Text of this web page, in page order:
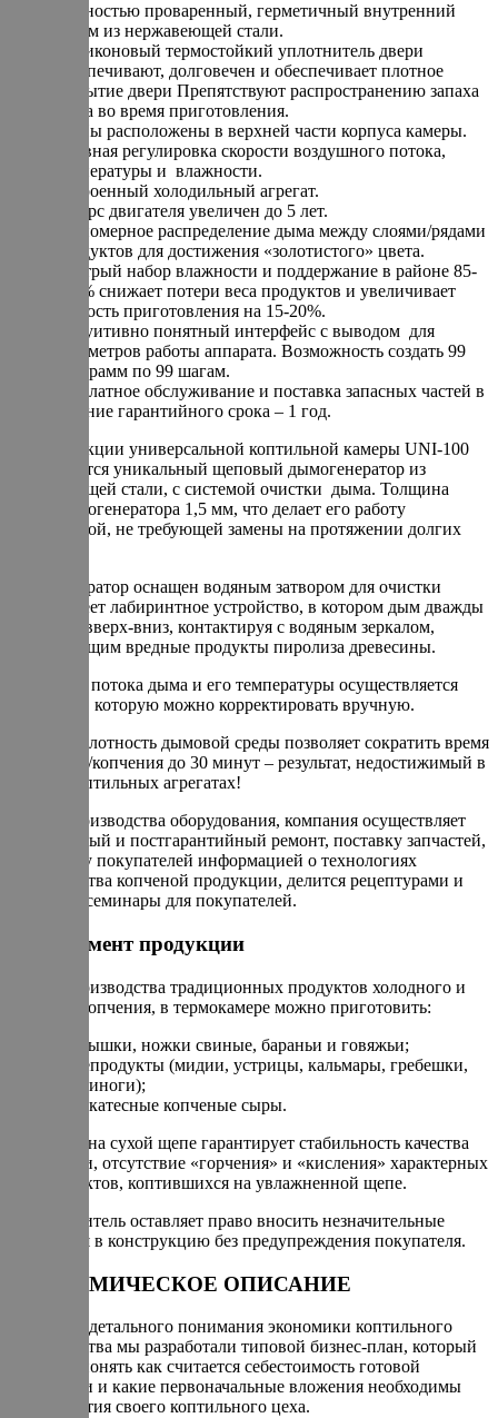
Полностью проваренный, герметичный внутренний
объем из нержавеющей стали.
Силиконовый термостойкий уплотнитель двери
обеспечивают, долговечен и обеспечивает плотное
закрытие двери Препятствуют распространению запаха
дыма во время приготовления.
ТЭНы расположены в верхней части корпуса камеры.
Плавная регулировка скорости воздушного потока,
температуры и влажности.
Встроенный холодильный агрегат.
Ресурс двигателя увеличен до 5 лет.
Равномерное распределение дыма между слоями/рядами
продуктов для достижения «золотистого» цвета.
Быстрый набор влажности и поддержание в районе 85-
100% снижает потери веса продуктов и увеличивает
скорость приготовления на 15-20%.
Интуитивно понятный интерфейс с выводом для
параметров работы аппарата. Возможность создать 99
программ по 99 шагам.
Бесплатное обслуживание и поставка запасных частей в
течение гарантийного срока – 1 год.
В конструкции универсальной коптильной камеры UNI-100
используется уникальный щеповый дымогенератор из
нержавеющей стали, с системой очистки дыма. Толщина
стали дымогенератора 1,5 мм, что делает его работу
долговечной, не требующей замены на протяжении долгих
Дымогенератор оснащен водяным затвором для очистки
дыма. Имеет лабиринтное устройство, в котором дым дважды
проходит вверх-вниз, контактируя с водяным зеркалом,
поглощающим вредные продукты пиролиза древесины.
Регуляция потока дыма и его температуры осуществляется
заслонкой, которую можно корректировать вручную.
Высокая плотность дымовой среды позволяет сократить время
обработки/копчения до 30 минут – результат, недостижимый в
других коптильных агрегатах!
Кроме производства оборудования, компания осуществляет
гарантийный и постгарантийный ремонт, поставку запчастей,
поддержку покупателей информацией о технологиях
производства копченой продукции, делится рецептурами и
проводит семинары для покупателей.
Ассортимент продукции
Кроме производства традиционных продуктов холодного и
горячего копчения, в термокамере можно приготовить:
ребрышки, ножки свиные, бараньи и говяжьи;
морепродукты (мидии, устрицы, кальмары, гребешки,
осьминоги);
деликатесные копченые сыры.
Копчение на сухой щепе гарантирует стабильность качества
продукции, отсутствие «горчения» и «кисления» характерных
для продуктов, коптившихся на увлажненной щепе.
Производитель оставляет право вносить незначительные
изменения в конструкцию без предупреждения покупателя.
ЭКОНОМИЧЕСКОЕ ОПИСАНИЕ
Для более детального понимания экономики коптильного
производства мы разработали типовой бизнес-план, который
поможет понять как считается себестоимость готовой
продукции и какие первоначальные вложения необходимы
для открытия своего коптильного цеха.